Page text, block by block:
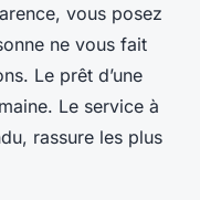
vous posez
ne vous fait
Le prêt d’une
Le service à
rassure les plus